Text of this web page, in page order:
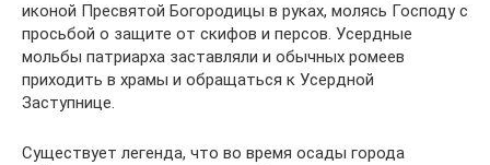
иконой Пресвятой Богородицы в руках, молясь Господу с
просьбой о защите от скифов и персов. Усердные
мольбы патриарха заставляли и обычных ромеев
приходить в храмы и обращаться к Усердной
Заступнице.
Существует легенда, что во время осады города